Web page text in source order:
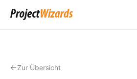
Zur Übersicht